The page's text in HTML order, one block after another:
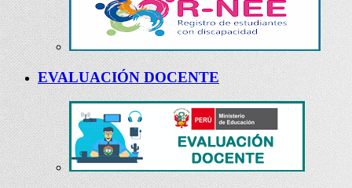
EVALUACIÓN DOCENTE